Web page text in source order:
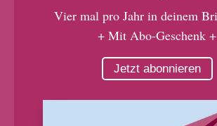
Vier mal pro Jahr in deinem
+ Mit Abo-Geschenk +
Jetzt abonnieren